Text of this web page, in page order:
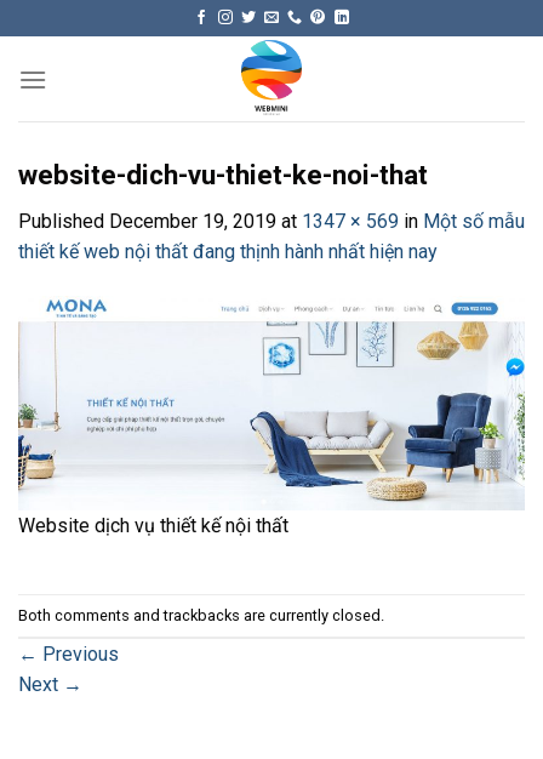
content
website-dich-vu-thiet-ke-noi-that
Published December 19, 2019 at 1347 × 569 in Một số mẫu
thiết kế web nội thất đang thịnh hành nhất hiện nay
Website dịch vụ thiết kế nội thất
Both comments and trackbacks are currently closed.
← Previous
Next →